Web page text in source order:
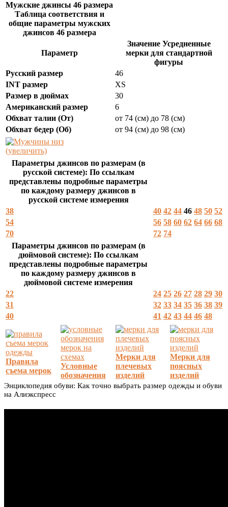
Мужские джинсы 46 размера
Таблица соответствия и
общие параметры мужских
джинсов 46 размера
Параметр
Значение Усредненные
мерки для стандартной
фигуры
Русский размер
46
INT размер
XS
Размер в дюймах
30
Американский размер
6
Обхват талии (От)
от 74 (см) до 78 (см)
Обхват бедер (Об)
от 94 (см) до 98 (см)
(увеличить)
Параметры джинсов по размерам (в
русской системе): По ссылкам
представлены подробные параметры
по каждому размеру джинсов в
русской системе измерения
38
40 42 44 46 48 50 52
54
56 58 60 62 64 66 68
70
72 74
Параметры джинсов по размерам (в
дюймовой системе): По ссылкам
представлены подробные параметры
по каждому размеру джинсов в
дюймовой системе измерения
22
24 25 26 27 28 29 30
31
32 33 34 35 36 38 39
40
41 42 43 44 46 48
Правила
съема мерок
Условные
обозначения
Мерки для
плечевых
изделий
Мерки для
поясных
изделий
Энциклопедия обуви: Как точно выбрать размер одежды и обуви
на Алиэкспресс